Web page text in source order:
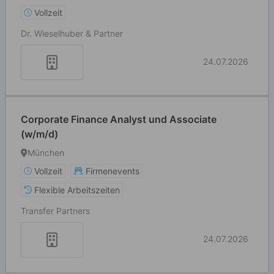
Vollzeit
Dr. Wieselhuber & Partner
24.07.2026
Corporate Finance Analyst und Associate
(w/m/d)
München
Vollzeit
Firmenevents
Flexible Arbeitszeiten
Transfer Partners
24.07.2026